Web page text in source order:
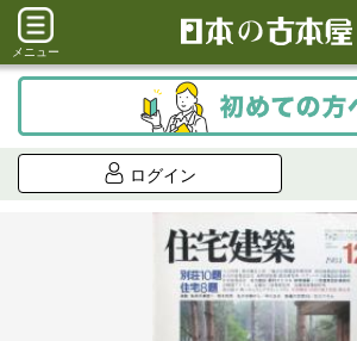
メニュー
ログイン